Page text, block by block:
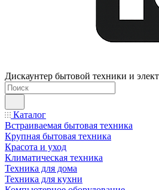
Дискаунтер бытовой техники и
Каталог
Встраиваемая бытовая техника
Крупная бытовая техника
Красота и уход
Климатическая техника
Техника для дома
Техника для кухни